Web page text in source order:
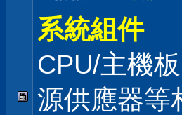
系統組件
CPU/主機
源供應器等